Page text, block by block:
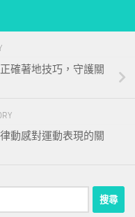
確著地技巧，守護關
動感對運動表現的關